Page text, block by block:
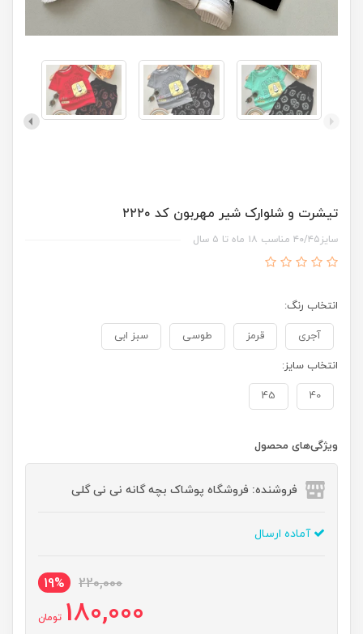
تیشرت و شلوارک شیر مهربون کد ۲۲۲۰
سایز۴۰/۴۵ مناسب ۱۸ ماه تا ۵ سال
انتخاب رنگ:
آجری قرمز طوسی سبز ابی
انتخاب سایز:
40
45
ویژگی‌های محصول
فروشنده: فروشگاه پوشاک بچه گانه نی نی گلی
آماده ارسال
220,000
19%
180,000 تومان